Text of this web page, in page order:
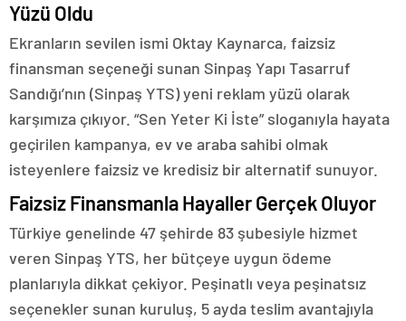
Yüzü Oldu
Ekranların sevilen ismi Oktay Kaynarca, faizsiz
finansman seçeneği sunan Sinpaş Yapı Tasarruf
Sandığı’nın (Sinpaş YTS) yeni reklam yüzü olarak
karşımıza çıkıyor. “Sen Yeter Ki İste” sloganıyla hayata
geçirilen kampanya, ev ve araba sahibi olmak
isteyenlere faizsiz ve kredisiz bir alternatif sunuyor.
Faizsiz Finansmanla Hayaller Gerçek Oluyor
Türkiye genelinde 47 şehirde 83 şubesiyle hizmet
veren Sinpaş YTS, her bütçeye uygun ödeme
planlarıyla dikkat çekiyor. Peşinatlı veya peşinatsız
seçenekler sunan kuruluş, 5 ayda teslim avantajıyla